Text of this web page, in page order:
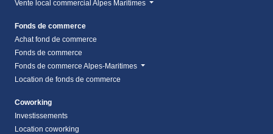
Vente local commercial Alpes Maritimes
Fonds de commerce
Achat fond de commerce
Fonds de commerce
Fonds de commerce Alpes-Maritimes
Location de fonds de commerce
Coworking
Investissements
Location coworking